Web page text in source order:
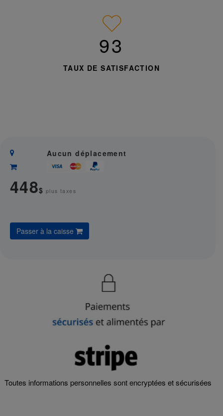
95%
TAUX DE SATISFACTION
Aucun déplacement
448$ plus taxes
Passer à la caisse
Toutes informations personnelles sont encryptées et sécurisées